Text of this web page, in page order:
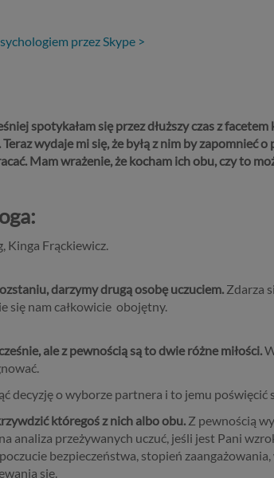
przez Skype >
spotykałam się przez dłuższy czas z
wydaje mi się, że byłą z nim by zapomnieć
Mam wrażenie, że kocham ich obu, czy to
Kinga Frąckiewicz.
darzymy drugą osobę uczuciem. Zdarza
się nam całkowicie obojętny.
ale z pewnością są to dwie różne miłości.
decyzję o wyborze partnera i to jemu poświęcić
któregoś z nich albo obu. Z pewnością
analiza przeżywanych uczuć, jeśli jest Pani
bezpieczeństwa, stopień
się.